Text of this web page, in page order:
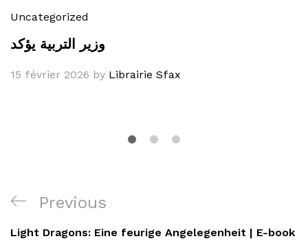
Uncategorized
وزير التربية يؤكد
15 février 2026 by Librairie Sfax
Navigation
de
Previous
Post
Previous
Light Dragons: Eine feurige Angelegenheit | E-book